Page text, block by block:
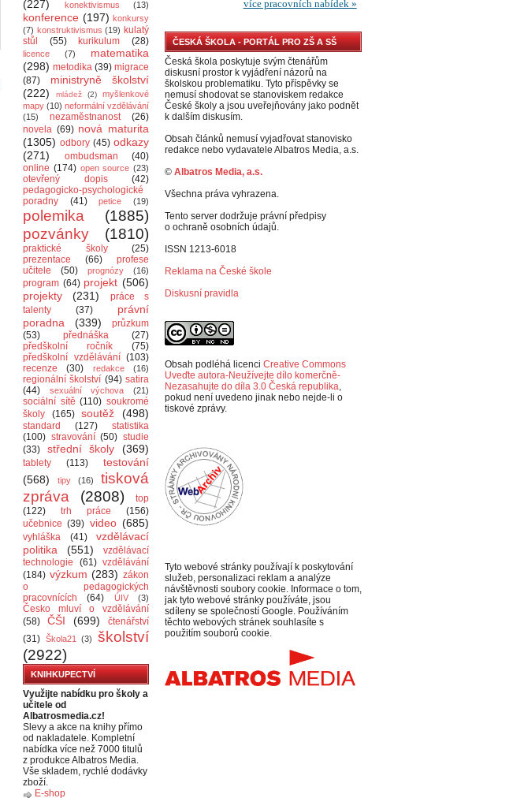
(227)
konektivismus (13)
konference (197) konkursy
(7) konstruktivismus (19) kulatý
stůl
(55) kurikulum (28)
licence (7)
matematika
(298) metodika (39) migrace
(87)
ministryně školství
(222)
mládež (2)
myšlenkové
mapy (10) neformální vzdělávání
(15)
nezaměstnanost
(26)
novela (69) nová maturita
(1305) odbory (45) odkazy
(271)
ombudsman
(40)
online (174) open source (23)
otevřený dopis
(42)
pedagogicko-psychologické
poradny
(41) petice (19)
polemika
(1885)
pozvánky
(1810)
praktické školy
(25)
prezentace
(66)
profese
učitele
(50) prognózy (16)
program (64) projekt (506)
projekty
(231)
práce s
talenty
(37)
právní
poradna
(339)
průzkum
(53)
přednáška
(27)
předškolní ročník
(75)
předškolní vzdělávání (103)
recenze
(30) redakce (16)
regionální školství (94) satira
(44)
sexuální výchova (21)
sociální sítě (110) soukromé
školy
(165) soutěž (498)
standard (127)
statistika
(100) stravování (50) studie
(33)
střední školy (369)
tablety (113)
testování
(568)
tipy (16)
tisková
zpráva
(2808)
top
(122)
trh práce
(156)
učebnice (39) video (685)
vyhláška (41)
vzdělávací
politika
(551)
vzdělávací
technologie
(61) vzdělávání
(184) výzkum (283) zákon
o pedagogických
pracovnících
(64) ÚIV (3)
Česko mluví o vzdělávání
(58)
ČŠI (699)
čtenářství
(31) Škola21 (3)
školství
(2922)
KNIHKUPECTVÍ
Využijte nabídku pro školy a
učitele od
Albatrosmedia.cz!
Slevy a akce na knihy přímo
od nakladatele. Kompletní
nabídka více než 7000 titulů
z produkce Albatros Media.
Vše skladem, rychlé dodávky
zboží.
E-shop
ČESKÁ ŠKOLA - PORTÁL PRO ZŠ A SŠ
Česká škola poskytuje svým čtenářům
diskusní prostor k vyjádření názorů na
školskou problematiku. Tyto příspěvky se
nemusí shodovat se stanoviskem redakce
České školy a jsou uveřejňovány jako podnět
k dalším diskusím.
Obsah článků nemusí vyjadřovat stanovisko
redakce nebo vydavatele Albatros Media, a.s.
© Albatros Media, a.s.
Všechna práva vyhrazena.
Tento server dodržuje právní předpisy
o ochraně osobních údajů.
ISSN 1213-6018
Reklama na České škole
Diskusní pravidla
Obsah podléhá licenci Creative Commons
Uveďte autora-Neužívejte dílo komerčně-
Nezasahujte do díla 3.0 Česká republika,
pokud není uvedeno jinak nebo nejde-li o
tiskové zprávy.
Tyto webové stránky používají k poskytování
služeb, personalizaci reklam a analýze
návštěvnosti soubory cookie. Informace o tom,
jak tyto webové stránky používáte, jsou
sdíleny se společností Google. Používáním
těchto webových stránek souhlasíte s
použitím souborů cookie.